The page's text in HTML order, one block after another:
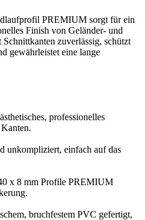
PREMIUM sorgt für ein
Finish von Geländer- und
zuverlässig, schützt
gewährleistet eine lange
professionelles
unkompliziert, einfach auf das
x 8 mm Profile PREMIUM
bruchfestem PVC gefertigt,